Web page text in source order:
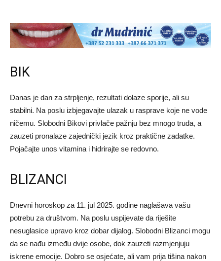
BIK
Danas je dan za strpljenje, rezultati dolaze sporije, ali su
stabilni. Na poslu izbjegavajte ulazak u rasprave koje ne vode
ničemu. Slobodni Bikovi privlače pažnju bez mnogo truda, a
zauzeti pronalaze zajednički jezik kroz praktične zadatke.
Pojačajte unos vitamina i hidrirajte se redovno.
BLIZANCI
Dnevni horoskop za 11. jul 2025. godine naglašava vašu
potrebu za društvom. Na poslu uspijevate da riješite
nesuglasice upravo kroz dobar dijalog. Slobodni Blizanci mogu
da se nađu između dvije osobe, dok zauzeti razmjenjuju
iskrene emocije. Dobro se osjećate, ali vam prija tišina nakon